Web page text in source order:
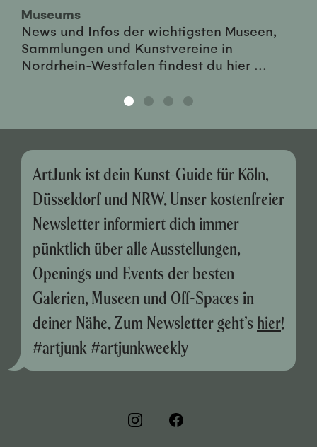
Museums
News und Infos der wichtigsten Museen,
Sammlungen und Kunstvereine in
Nordrhein-Westfalen findest du hier ...
ArtJunk ist dein Kunst-Guide für Köln,
Düsseldorf und NRW. Unser kostenfreier
Newsletter informiert dich immer
pünktlich über alle Ausstellungen,
Openings und Events der besten
Galerien, Museen und Off-Spaces in
deiner Nähe. Zum Newsletter geht’s hier!
#artjunk #artjunkweekly